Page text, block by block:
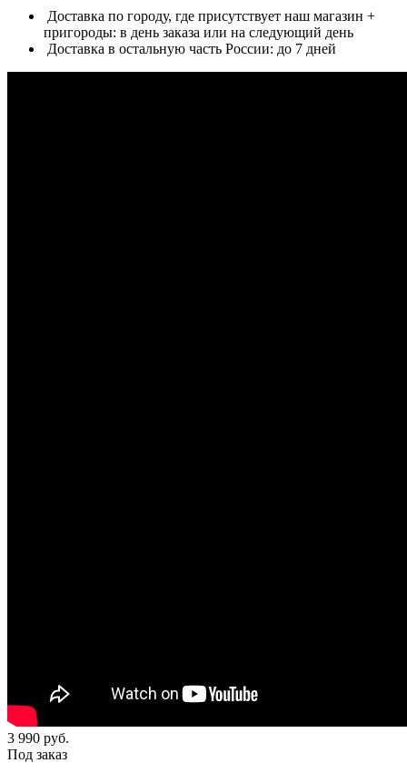
Доставка по городу, где присутствует наш магазин +
пригороды: в день заказа или на следующий день
Доставка в остальную часть России: до 7 дней
3 990 руб.
Под заказ